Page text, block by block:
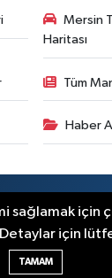
Mersin
Haritası
Tüm
Haber
Yazılımı:
sağlamak için
için
TAMAM